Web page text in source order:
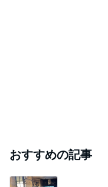
おすすめの記事